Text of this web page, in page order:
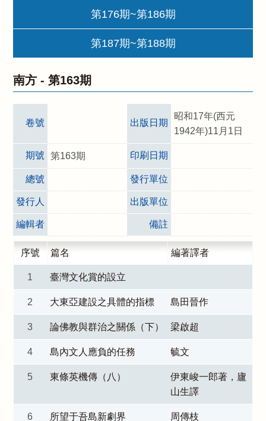
第176期~第186期
第187期~第188期
南方 -第163期
卷號 出版日期
昭和17年(西元
1942年)11月1日
期號 第163期 印刷日期
總號 發行單位
發行人 出版單位
編輯者 備註
序號 篇名 編著譯者
1 臺灣文化賞的設立
2 大東亞建設之具體的指標 島田晉作
3 論佛教與群治之關係（下） 梁啟超
4 島內文人應負的任務 毓文
5 東條英機傳（八）
伊東峻一郎著，廬
山生譯
6 所望于吾島新劇界 周傳枝